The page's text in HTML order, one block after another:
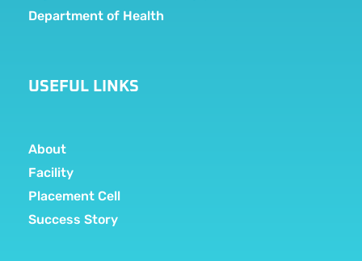
Department of Health
USEFUL LINKS
About
Facility
Placement Cell
Success Story